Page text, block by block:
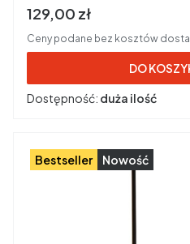
Cena brutto
129,00 zł
Ceny podane bez kosztów
DO
Dostępność: duża ilość
Bestseller Nowość